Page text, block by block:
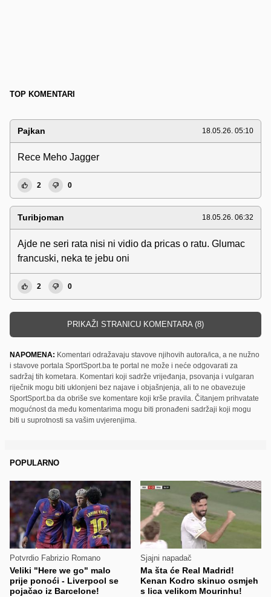
TOP KOMENTARI
Pajkan 18.05.26. 05:10
Rece Meho Jagger
2 0
Turibjoman 18.05.26. 06:32
Ajde ne seri rata nisi ni vidio da pricas o ratu. Glumac
francuski, neka te jebu oni
2 0
PRIKAŽI STRANICU KOMENTARA (8)
NAPOMENA: Komentari odražavaju stavove njihovih autora/ica, a ne nužno
i stavove portala SportSport.ba te portal ne može i neće odgovarati za
sadržaj tih kometara. Komentari koji sadrže vrijeđanja, psovanja i vulgaran
riječnik mogu biti uklonjeni bez najave i objašnjenja, ali to ne obavezuje
SportSport.ba da obriše sve komentare koji krše pravila. Čitanjem prihvatate
mogućnost da među komentarima mogu biti pronađeni sadržaji koji mogu
biti u suprotnosti sa vašim uvjerenjima.
POPULARNO
Potvrdio Fabrizio Romano
Veliki "Here we go" malo
prije ponoći - Liverpool se
pojačao iz Barcelone!
Sjajni napadač
Ma šta će Real Madrid!
Kenan Kodro skinuo osmjeh
s lica velikom Mourinhu!